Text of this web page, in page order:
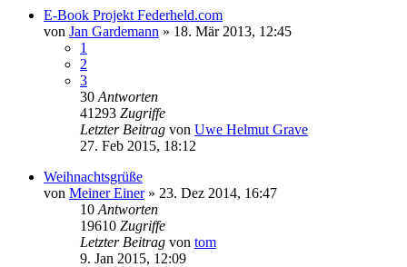
E-Book Projekt Federheld.com
von Jan Gardemann » 18. Mär 2013, 12:45
1
2
3
30 Antworten
41293 Zugriffe
Letzter Beitrag von Uwe Helmut Grave
27. Feb 2015, 18:12
Weihnachtsgrüße
von Meiner Einer» 23. Dez 2014, 16:47
10 Antworten
19610 Zugriffe
Letzter Beitrag von tom
9. Jan 2015, 12:09